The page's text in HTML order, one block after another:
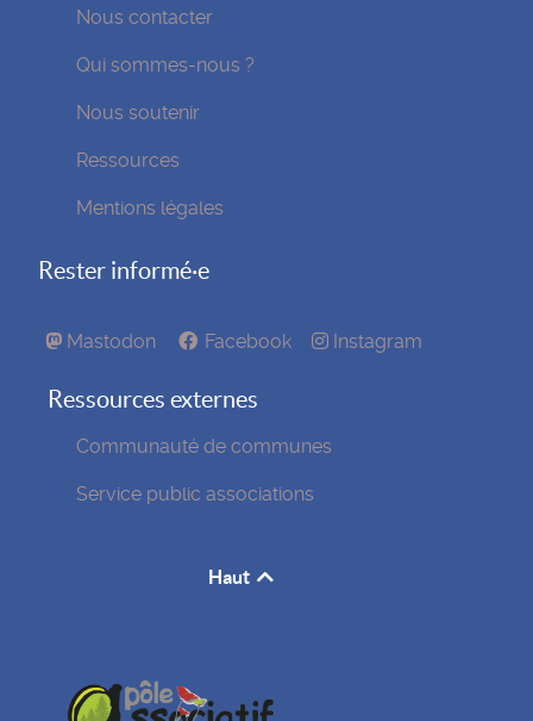
Nous contacter
Qui sommes-nous ?
Nous soutenir
Ressources
Mentions légales
Rester informé·e
Mastodon Facebook Instagram
Ressources externes
Communauté de communes
Service public associations
Haut